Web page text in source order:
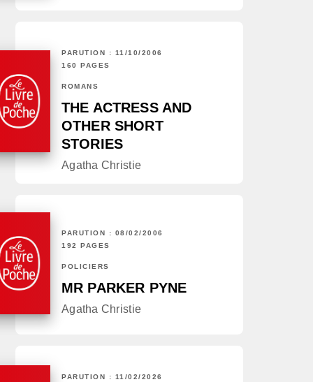
PARUTION : 11/10/2006
160 PAGES
ROMANS
THE ACTRESS AND
OTHER SHORT
STORIES
Agatha Christie
PARUTION : 08/02/2006
192 PAGES
POLICIERS
MR PARKER PYNE
Agatha Christie
PARUTION : 11/02/2026